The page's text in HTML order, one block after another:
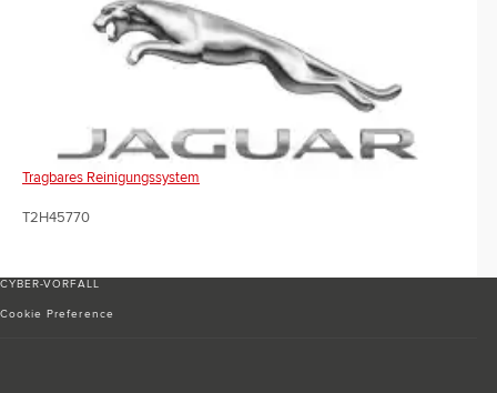
Tragbares Reinigungssystem
T2H45770
CYBER-VORFALL
Cookie Preference